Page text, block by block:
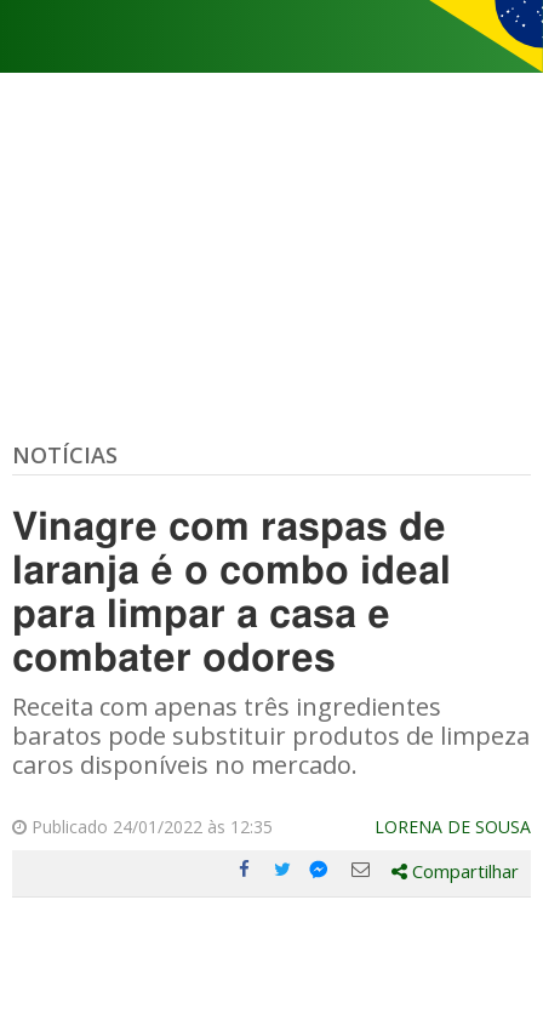
NOTÍCIAS
Vinagre com raspas de
laranja é o combo ideal
para limpar a casa e
combater odores
Receita com apenas três ingredientes
baratos pode substituir produtos de limpeza
caros disponíveis no mercado.
Publicado 24/01/2022 às 12:35 LORENA DE SOUSA
Compartilhe
Compartilhe
Compartilhe
Compartilhe
Compartilhar